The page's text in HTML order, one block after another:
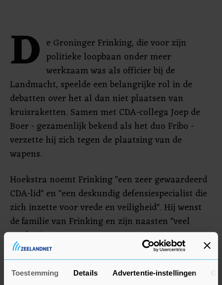
Toestemming Details Advertentie-instellingen
D e Groninger Frinking, die voor zijn
politieke loopbaan onder meer
werkzaam was als officier bij de
Landmacht, speelde een belangrijke rol in de
debatten over het al dan niet plaatsen van
kruisraketten. Samen met CDA-collega Joep de
Boer - gezamenlijk bekend als het duo Fribo -
verzette hij zich tegen de plaatsing van de
wapens.
Hoekstra noemt Frinking "een zeer gewaardeerd
CDA-lid" en "een deskundig defensiespecialist die
zich inzette voor vrede en veiligheid". Hij wenst
de familie van Frinking en zijn naasten "veel
sterkte" toe.